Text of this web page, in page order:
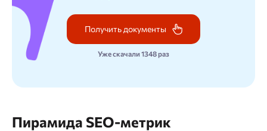
Получить документы
Уже скачали 1348 раз
Пирамида SEO-метрик